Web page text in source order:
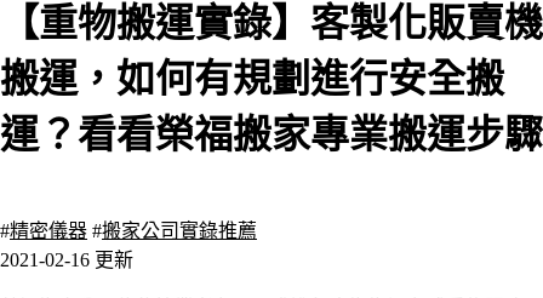
【重物搬運實錄】客製化販賣機
搬運，如何有規劃進行安全搬
運？看看榮福搬家專業搬運步驟
#精密儀器 #搬家公司實錄推薦
2021-02-16 更新